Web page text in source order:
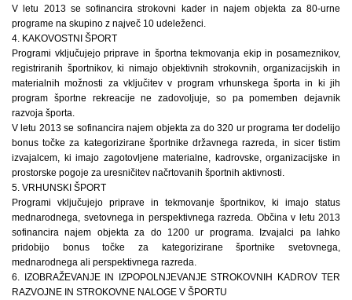
V letu 2013 se sofinancira strokovni kader in najem objekta za 80-urne
programe na skupino z največ 10 udeleženci.
4. KAKOVOSTNI ŠPORT
Programi vključujejo priprave in športna tekmovanja ekip in posameznikov,
registriranih športnikov, ki nimajo objektivnih strokovnih, organizacijskih in
materialnih možnosti za vključitev v program vrhunskega športa in ki jih
program športne rekreacije ne zadovoljuje, so pa pomemben dejavnik
razvoja športa.
V letu 2013 se sofinancira najem objekta za do 320 ur programa ter dodelijo
bonus točke za kategorizirane športnike državnega razreda, in sicer tistim
izvajalcem, ki imajo zagotovljene materialne, kadrovske, organizacijske in
prostorske pogoje za uresničitev načrtovanih športnih aktivnosti.
5. VRHUNSKI ŠPORT
Programi vključujejo priprave in tekmovanje športnikov, ki imajo status
mednarodnega, svetovnega in perspektivnega razreda. Občina v letu 2013
sofinancira najem objekta za do 1200 ur programa. Izvajalci pa lahko
pridobijo bonus točke za kategorizirane športnike svetovnega,
mednarodnega ali perspektivnega razreda.
6. IZOBRAŽEVANJE IN IZPOPOLNJEVANJE STROKOVNIH KADROV TER
RAZVOJNE IN STROKOVNE NALOGE V ŠPORTU